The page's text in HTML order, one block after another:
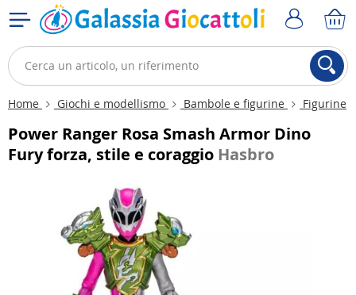
Home Giochi e modellismo Bambole e figurine Figurine
Power Ranger Rosa Smash Armor Dino
Fury forza, stile e coraggio Hasbro